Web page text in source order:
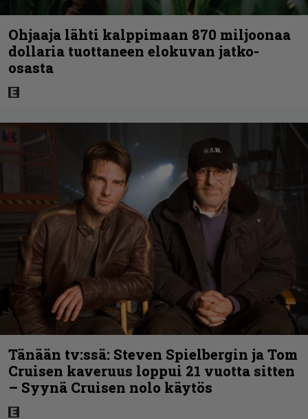
Ohjaaja lähti kalppimaan 870 miljoonaa
dollaria tuottaneen elokuvan jatko-
osasta
Tänään tv:ssä: Steven Spielbergin ja Tom
Cruisen kaveruus loppui 21 vuotta sitten
– Syynä Cruisen nolo käytös